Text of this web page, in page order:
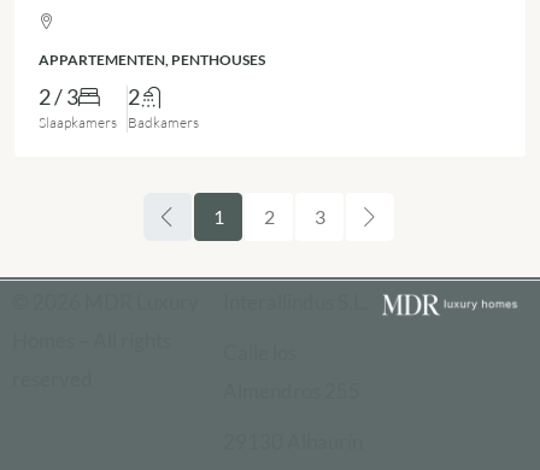
APPARTEMENTEN, PENTHOUSES
2 / 3
Slaapkamers
2
Badkamers
1 2 3